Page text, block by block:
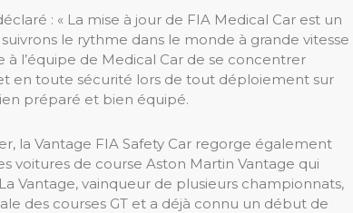
: « La mise à jour de FIA ​​Medical Car est un
le rythme dans le monde à grande vitesse
l’équipe de Medical Car de se concentrer
en toute sécurité lors de tout déploiement sur
préparé et bien équipé.
la Vantage FIA ​​Safety Car regorge également
voitures de course Aston Martin Vantage qui
Vantage, vainqueur de plusieurs championnats,
des courses GT et a déjà connu un début de